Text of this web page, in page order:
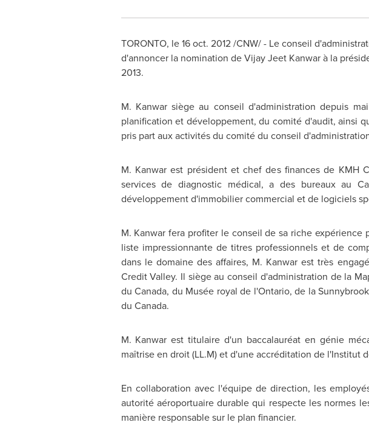
TORONTO, le16 oct. 2012/CNW/ - Le conseil
d'annoncer la nomination de Vijay Jeet Kanwar à la
2013.
M. Kanwar siège au conseil d'administration depuis
planification et développement, du comité d'audit, ainsi
pris part aux activités du comité du conseil
M. Kanwar est président et chef des finances de KMH
services de diagnostic médical, a des bureaux au
développement d'immobilier commercial et de logiciels
M. Kanwar fera profiter le conseil de sa riche
liste impressionnante de titres professionnels et de
dans le domaine des affaires, M. Kanwar est très
Credit Valley. Il siège au conseil d'administration de la
duCanada, du Musée royal de l'Ontario, de la
du Canada.
M. Kanwar est titulaire d'un baccalauréat en génie
maîtrise en droit (LL.M) et d'une accréditation de l'Institut
En collaboration avec l'équipe de direction, les
autorité aéroportuaire durable qui respecte les normes
manière responsable sur le plan financier.